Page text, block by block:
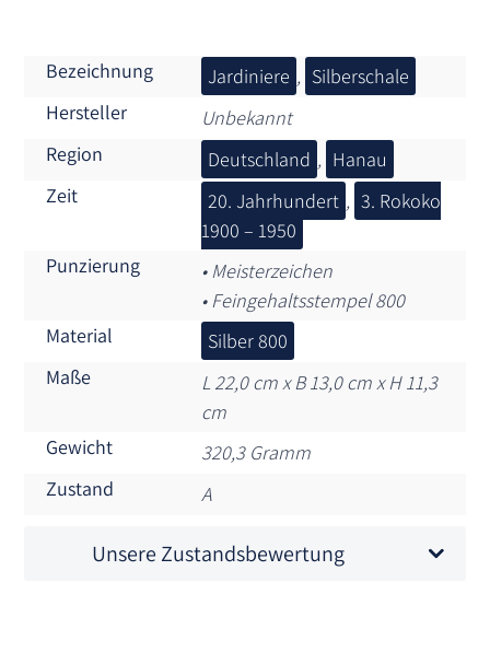
Bezeichnung Jardiniere , Silberschale
Hersteller
Unbekannt
Region
Deutschland , Hanau
Zeit
20. Jahrhundert , 3. Rokoko
1900 – 1950
Punzierung
• Meisterzeichen
• Feingehaltsstempel 800
Material
Silber 800
Maße
L 22,0 cm x B 13,0 cm x H 11,3
cm
Gewicht
320,3 Gramm
Zustand
A
Unsere Zustandsbewertung